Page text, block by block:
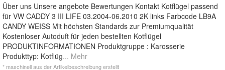
Über uns Unsere angebote Bewertungen Kontakt Kotflügel passend
für VW CADDY 3 III LIFE 03.2004-06.2010 2K links Farbcode LB9A
CANDY WEISS Mit höchsten Standards zur Premiumqualität
Kostenloser Autoduft für jeden bestellten Kotflügel
PRODUKTINFORMATIONEN Produktgruppe : Karosserie
Produkttyp: Kotflüg... Mehr
* maschinell aus der Artikelbeschreibung erstellt